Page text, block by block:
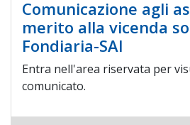
Comunicazione agli
merito alla vicenda
Fondiaria-SAI
Entra nell'area riservata per
comunicato.